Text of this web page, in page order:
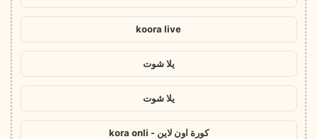
koora live
يلا شوت
يلا شوت
كورة اون لاين - kora onli